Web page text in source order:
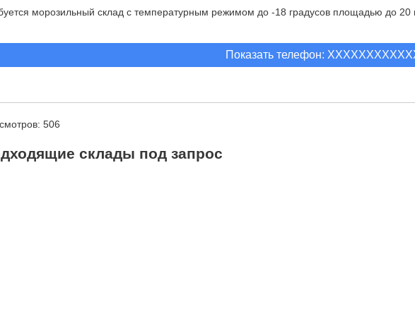
морозильный склад с температурным режимом до -18 градусов площадью до 20
Показать телефон:
506
склады под запрос